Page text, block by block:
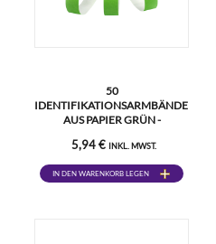
50
IDENTIFIKATIONSARMBÄNDER
AUS PAPIER GRÜN -
5,94 € INKL. MWST.
IN DEN WARENKORB LEGEN